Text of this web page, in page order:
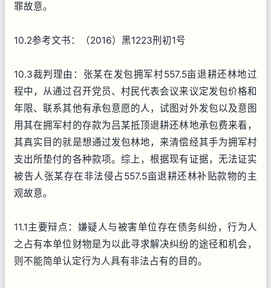
罪故意。
10.2参考文书：（2016）黑1223刑初1号
10.3裁判理由：张某在发包拥军村557.5亩退耕还林地过
程中，从通过召开党员、村民代表会议来议定发包价格和
年限、联系其他有承包意愿的人，试图对外发包以及意图
用其在拥军村的存款为吕某抵顶退耕还林地承包费来看，
其真实目的就是想通过发包林地，来清偿经其手为拥军村
支出所垫付的各种款项。综上，根据现有证据，无法证实
被告人张某存在非法侵占557.5亩退耕还林补贴款物的主
观故意。
11.1主要辩点：嫌疑人与被害单位存在债务纠纷，行为人
之占有本单位财物是为以此寻求解决纠纷的途径和机会，
则不能简单认定行为人具有非法占有的目的。